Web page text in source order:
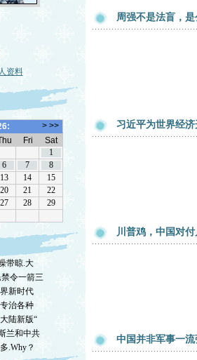
资料
带晾.大
令一箭三
新时代
治各种
陆新版“
兰和中共
.Why？
周强不是法盲，
习近平为世界经
川普鸡，中国对
中国并非军事一